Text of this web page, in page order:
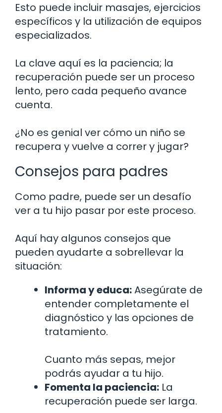
Esto puede incluir masajes, ejercicios
específicos y la utilización de equipos
especializados.
La clave aquí es la paciencia; la
recuperación puede ser un proceso
lento, pero cada pequeño avance
cuenta.
¿No es genial ver cómo un niño se
recupera y vuelve a correr y jugar?
Consejos para padres
Como padre, puede ser un desafío
ver a tu hijo pasar por este proceso.
Aquí hay algunos consejos que
pueden ayudarte a sobrellevar la
situación:
Informa y educa:Asegúrate de
entender completamente el
diagnóstico y las opciones de
tratamiento.
Cuanto más sepas, mejor
podrás ayudar a tu hijo.
Fomenta la paciencia: La
recuperación puede ser larga.